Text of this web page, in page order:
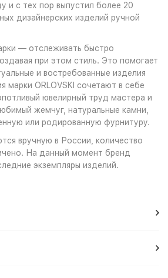
и с тех пор выпустил более 20
дизайнерских изделий ручной
— отслеживать быстро
при этом стиль. Это помогает
и востребованные изделия
марки ORLOVSKI сочетают в себе
ювелирный труд мастера и
жемчуг, натуральные камни,
или родированную фурнитуру.
вручную в России, количество
На данный момент бренд
экземпляры изделий.